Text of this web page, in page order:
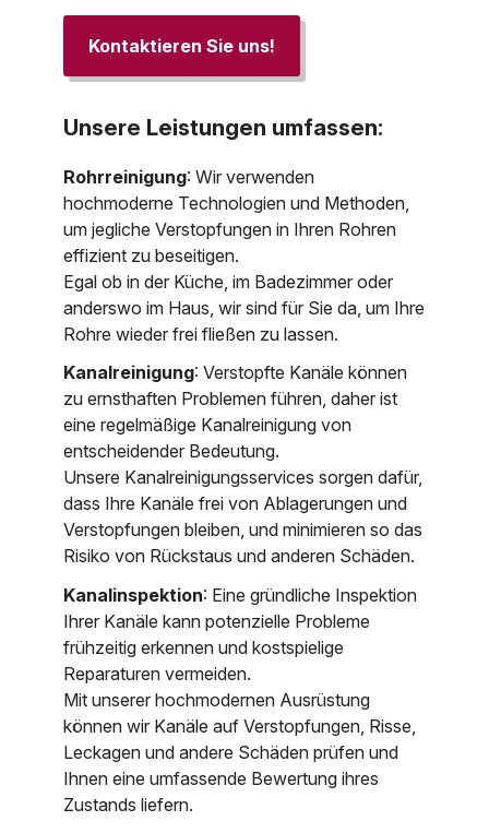
Kontaktieren Sie uns!
Unsere Leistungen umfassen:
Rohrreinigung: Wir verwenden
hochmoderne Technologien und Methoden,
um jegliche Verstopfungen in Ihren Rohren
effizient zu beseitigen.
Egal ob in der Küche, im Badezimmer oder
anderswo im Haus, wir sind für Sie da, um Ihre
Rohre wieder frei fließen zu lassen.
Kanalreinigung: Verstopfte Kanäle können
zu ernsthaften Problemen führen, daher ist
eine regelmäßige Kanalreinigung von
entscheidender Bedeutung.
Unsere Kanalreinigungsservices sorgen dafür,
dass Ihre Kanäle frei von Ablagerungen und
Verstopfungen bleiben, und minimieren so das
Risiko von Rückstaus und anderen Schäden.
Kanalinspektion: Eine gründliche Inspektion
Ihrer Kanäle kann potenzielle Probleme
frühzeitig erkennen und kostspielige
Reparaturen vermeiden.
Mit unserer hochmodernen Ausrüstung
können wir Kanäle auf Verstopfungen, Risse,
Leckagen und andere Schäden prüfen und
Ihnen eine umfassende Bewertung ihres
Zustands liefern.